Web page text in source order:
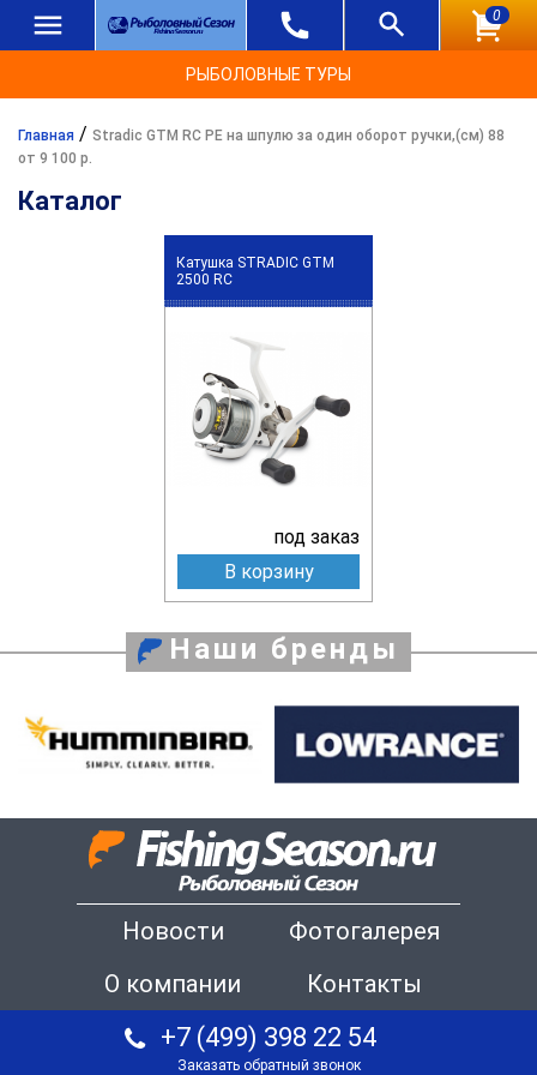
0
РЫБОЛОВНЫЕ ТУРЫ
Главная / Stradic GTM RC PE на шпулю за один оборот ручки,(см) 88
от 9 100 р.
Каталог
Катушка STRADIC GTM
2500 RC
под заказ
В корзину
Наши бренды
Новости
Фотогалерея
О компании
Контакты
+7 (499) 398 22 54
Заказать обратный звонок